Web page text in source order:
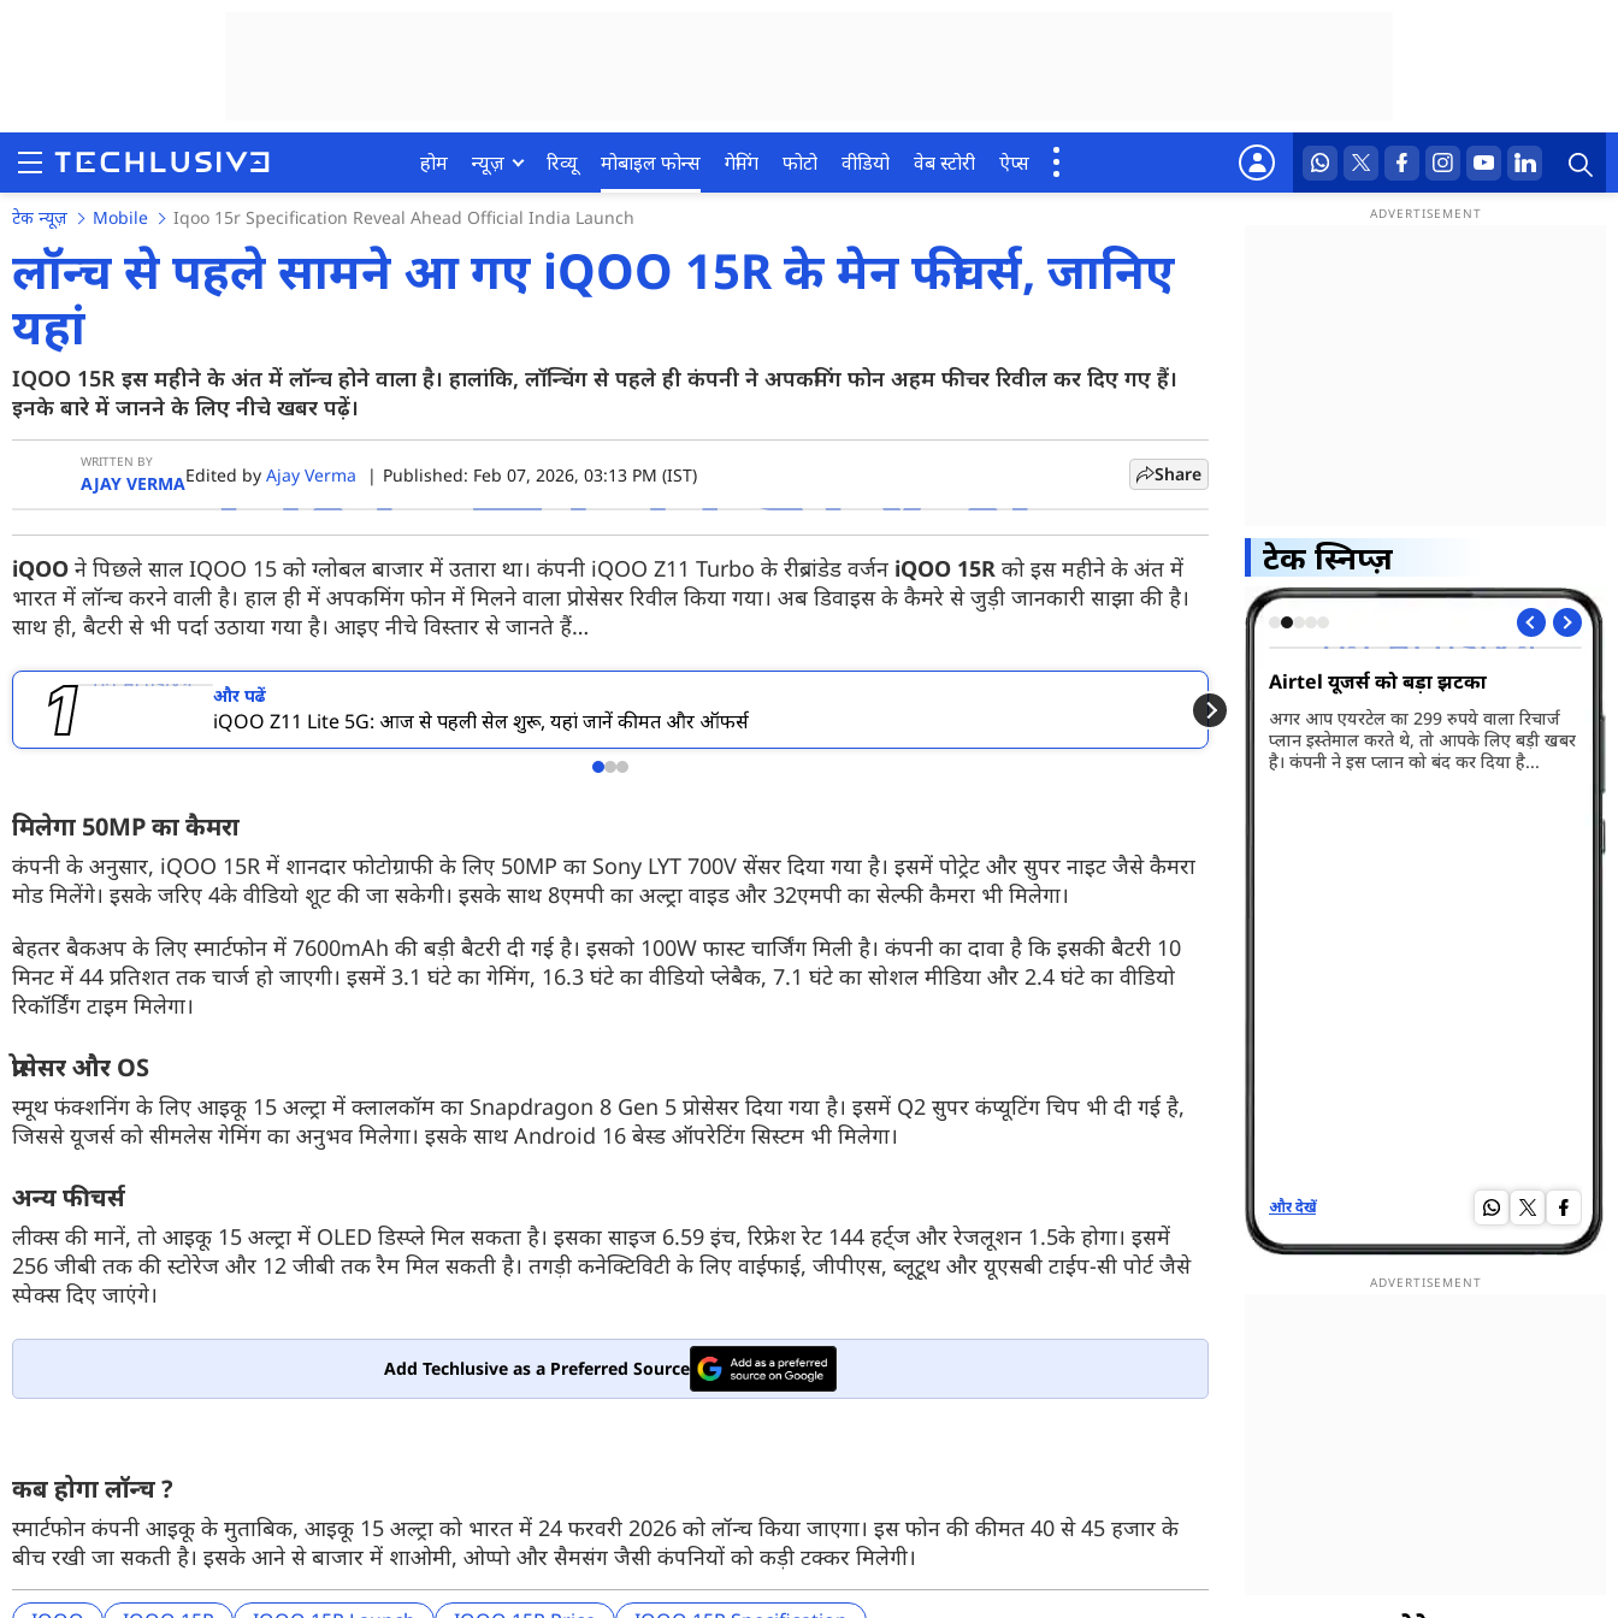
होम न्यूज़ रिव्यू मोबाइल फोन्स गेमिंग फोटो वीडियो वेब स्टोरी ऐप्स
होम
न्यूज़
रिव्यू
मोबाइल फोन्स
गेमिंग
फोटो
वीडियो
ऐप्स
टेक न्यूज़ Mobile Iqoo 15r Specification Reveal Ahead Official India Launch
लॉन्च से पहले सामने आ गए iQOO 15R के मेन फीचर्स, जानिए
यहां
IQOO 15R इस महीने के अंत में लॉन्च होने वाला है। हालांकि, लॉन्चिंग से पहले ही कंपनी ने अपकमिंग फोन अहम फीचर रिवील कर दिए गए हैं।
इनके बारे में जानने के लिए नीचे खबर पढ़ें।
WRITTEN BY
AJAY VERMAEdited by Ajay Verma | Published: Feb 07, 2026, 03:13 PM (IST) Share
iQOO ने पिछले साल IQOO 15 को ग्लोबल बाजार में उतारा था। कंपनी iQOO Z11 Turbo के रीब्रांडेड वर्जन iQOO 15R को इस महीने के अंत में
भारत में लॉन्च करने वाली है। हाल ही में अपकमिंग फोन में मिलने वाला प्रोसेसर रिवील किया गया। अब डिवाइस के कैमरे से जुड़ी जानकारी साझा की है।
साथ ही, बैटरी से भी पर्दा उठाया गया है। आइए नीचे विस्तार से जानते हैं…
और पढें
iQOO Z11 Lite 5G: आज से पहली सेल शुरू, यहां जानें कीमत और ऑफर्स
और पढें
iQOO Z11 Lite 5G
मिलेगा 50MP का कैमरा
कंपनी के अनुसार, iQOO 15R में शानदार फोटोग्राफी के लिए 50MP का Sony LYT 700V सेंसर दिया गया है। इसमें पोट्रेट और सुपर नाइट जैसे कैमरा
मोड मिलेंगे। इसके जरिए 4के वीडियो शूट की जा सकेगी। इसके साथ 8एमपी का अल्ट्रा वाइड और 32एमपी का सेल्फी कैमरा भी मिलेगा।
बेहतर बैकअप के लिए स्मार्टफोन में 7600mAh की बड़ी बैटरी दी गई है। इसको 100W फास्ट चार्जिंग मिली है। कंपनी का दावा है कि इसकी बैटरी 10
मिनट में 44 प्रतिशत तक चार्ज हो जाएगी। इसमें 3.1 घंटे का गेमिंग, 16.3 घंटे का वीडियो प्लेबैक, 7.1 घंटे का सोशल मीडिया और 2.4 घंटे का वीडियो
रिकॉर्डिंग टाइम मिलेगा।
प्रोसेसर और OS
स्मूथ फंक्शनिंग के लिए आइकू 15 अल्ट्रा में क्लालकॉम का Snapdragon 8 Gen 5 प्रोसेसर दिया गया है। इसमें Q2 सुपर कंप्यूटिंग चिप भी दी गई है,
जिससे यूजर्स को सीमलेस गेमिंग का अनुभव मिलेगा। इसके साथ Android 16 बेस्ड ऑपरेटिंग सिस्टम भी मिलेगा।
अन्य फीचर्स
लीक्स की मानें, तो आइकू 15 अल्ट्रा में OLED डिस्प्ले मिल सकता है। इसका साइज 6.59 इंच, रिफ्रेश रेट 144 हर्ट्ज और रेजलूशन 1.5के होगा। इसमें
256 जीबी तक की स्टोरेज और 12 जीबी तक रैम मिल सकती है। तगड़ी कनेक्टिविटी के लिए वाईफाई, जीपीएस, ब्लूटूथ और यूएसबी टाईप-सी पोर्ट जैसे
स्पेक्स दिए जाएंगे।
Add Techlusive as a Preferred Source
कब होगा लॉन्च ?
स्मार्टफोन कंपनी आइकू के मुताबिक, आइकू 15 अल्ट्रा को भारत में 24 फरवरी 2026 को लॉन्च किया जाएगा। इस फोन की कीमत 40 से 45 हजार के
बीच रखी जा सकती है। इसके आने से बाजार में शाओमी, ओप्पो और सैमसंग जैसी कंपनियों को कड़ी टक्कर मिलेगी।
टेक स्निप्ज़
Redmi Note 17 5G भारत में हुआ
Redmi Note 17 5G भारत में लॉन्च हो गया है।
Airtel यूजर्स को बड़ा झटका
अगर आप एयरटेल का 299 रुपये वाला रिचार्ज
प्लान इस्तेमाल करते थे, तो आपके लिए बड़ी खबर
है। कंपनी ने इस प्लान को बंद कर दिया है...
और देखें